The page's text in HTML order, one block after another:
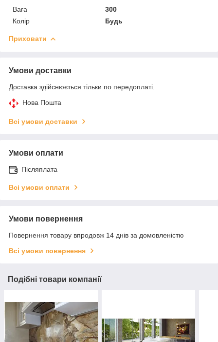
Вага
300
Колір
Будь
Приховати
Умови доставки
Доставка здійснюється тільки по передоплаті.
Нова Пошта
Всі умови доставки
Умови оплати
Післяплата
Всі умови оплати
Умови повернення
Повернення товару впродовж 14 днів за домовленістю
Всі умови повернення
Подібні товари компанії